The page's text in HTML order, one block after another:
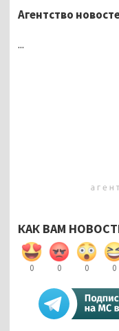
Агентство
...
КАК ВАМ
0 0 0 0